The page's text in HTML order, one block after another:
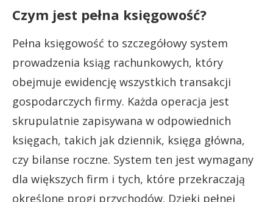
Czym jest pełna księgowość?
Pełna księgowość to szczegółowy system
prowadzenia ksiąg rachunkowych, który
obejmuje ewidencję wszystkich transakcji
gospodarczych firmy. Każda operacja jest
skrupulatnie zapisywana w odpowiednich
księgach, takich jak dziennik, księga główna,
czy bilanse roczne. System ten jest wymagany
dla większych firm i tych, które przekraczają
określone progi przychodów. Dzięki pełnej